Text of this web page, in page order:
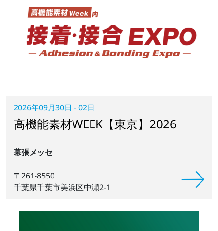
2026年09月30日 - 02日
高機能素材WEEK【東京】2026
幕張メッセ
〒261-8550
千葉県千葉市美浜区中瀬2-1